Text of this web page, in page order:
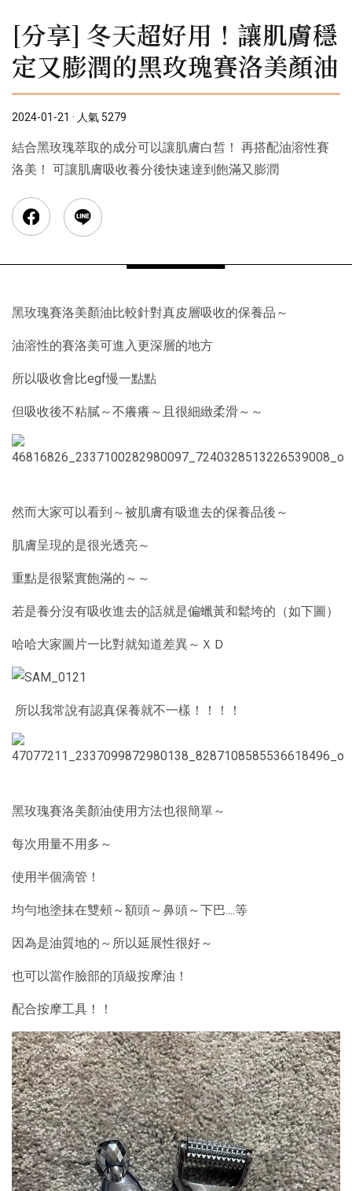
[分享] 冬天超好用！讓肌膚穩
定又膨潤的黑玫瑰賽洛美顏油
2024-01-21 · 人氣 5279
結合黑玫瑰萃取的成分可以讓肌膚白皙！ 再搭配油溶性賽
洛美！ 可讓肌膚吸收養分後快速達到飽滿又膨潤
黑玫瑰賽洛美顏油比較針對真皮層吸收的保養品～
油溶性的賽洛美可進入更深層的地方
所以吸收會比egf慢一點點
但吸收後不粘膩～不癢癢～且很細緻柔滑～～
然而大家可以看到～被肌膚有吸進去的保養品後～
肌膚呈現的是很光透亮～
重點是很緊實飽滿的～～
若是養分沒有吸收進去的話就是偏蠟黃和鬆垮的（如下圖）
哈哈大家圖片一比對就知道差異～ＸＤ
所以我常說有認真保養就不一樣！！！！
黑玫瑰賽洛美顏油使用方法也很簡單～
每次用量不用多～
使用半個滴管！
均勻地塗抹在雙頰～額頭～鼻頭～下巴....等
因為是油質地的～所以延展性很好～
也可以當作臉部的頂級按摩油！
配合按摩工具！！